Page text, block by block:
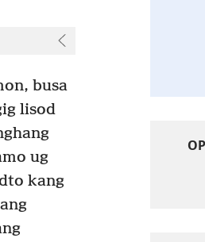
busa
lisod
ug
kang